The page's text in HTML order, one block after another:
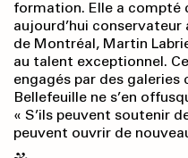
formation. Elle a compté
aujourd’hui
de Montréal, Martin
au talent exceptionnel.
engagés par des
Bellefeuille ne s’en
« S’ils peuvent soutenir
peuvent ouvrir de